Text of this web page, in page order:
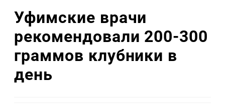
Уфимские врачи
рекомендовали 200-300
граммов клубники в
день